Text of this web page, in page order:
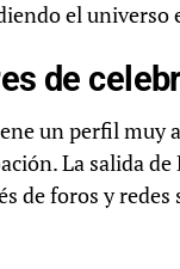
el
de
un perfil muy
La salida
de foros y